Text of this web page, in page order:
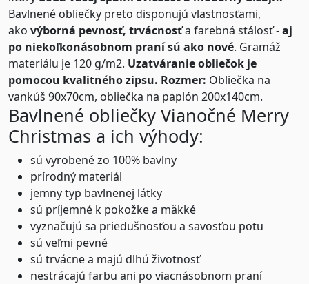
Bavlnené obliečky preto disponujú vlastnosťami,
ako výborná pevnosť, trvácnosťa farebná stálosť -aj
po niekoľkonásobnom praní sú ako nové. Gramáž
materiálu je 120 g/m2. Uzatváranie obliečok je
pomocou kvalitného zipsu. Rozmer: Obliečka na
vankúš 90x70cm, obliečka na paplón 200x140cm.
Bavlnené obliečky Vianočné Merry
Christmas a ich výhody:
sú vyrobené zo 100% bavlny
prírodný materiál
jemny typ bavlnenej látky
sú príjemné k pokožke a mäkké
vyznačujú sa priedušnosťou a savosťou potu
sú veľmi pevné
sú trvácne a majú dlhú životnosť
nestrácajú farbu ani po viacnásobnom praní